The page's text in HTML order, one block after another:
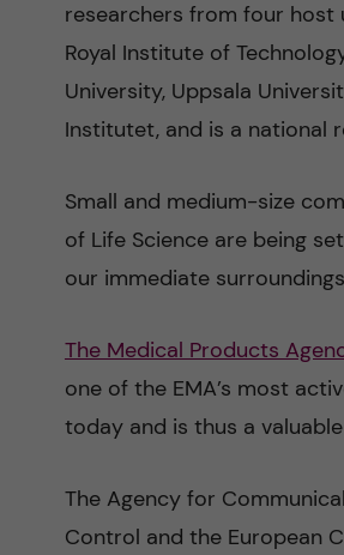
researchers from four host
Royal Institute of
University, Uppsala
Institutet, and is a national
Small and medium-size
of Life Science are being
our immediate
The Medical Products
one of the EMA’s most
today and is thus a
The Agency for
Control and the European